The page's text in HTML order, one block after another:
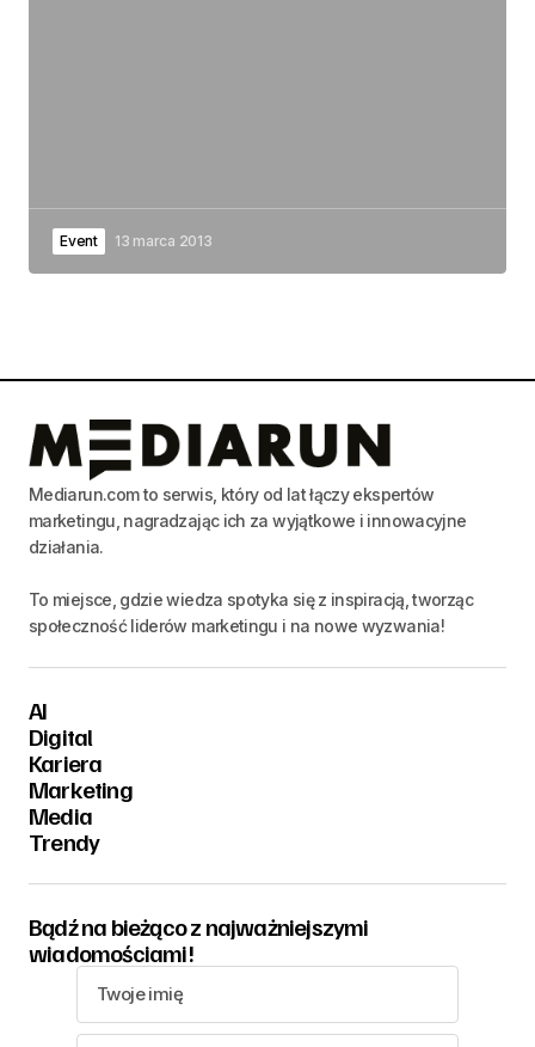
Event 13 marca 2013
Mediarun.com to serwis, który od lat łączy ekspertów
marketingu, nagradzając ich za wyjątkowe i innowacyjne
działania.
To miejsce, gdzie wiedza spotyka się z inspiracją, tworząc
społeczność liderów marketingu i na nowe wyzwania!
AI
Digital
Kariera
Marketing
Media
Trendy
Bądź na bieżąco z najważniejszymi
wiadomościami!